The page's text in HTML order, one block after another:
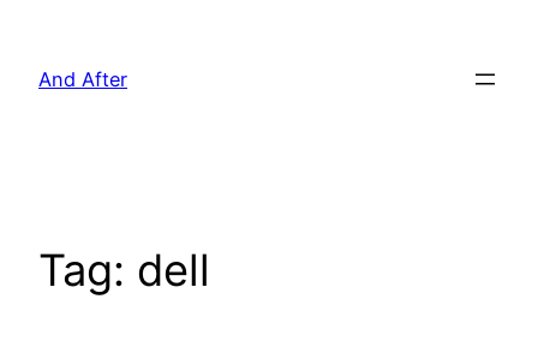
And After
Tag: dell